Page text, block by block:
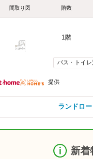
間取り図 階数
1階
バス・トイレ
提供
ランドロ
新着